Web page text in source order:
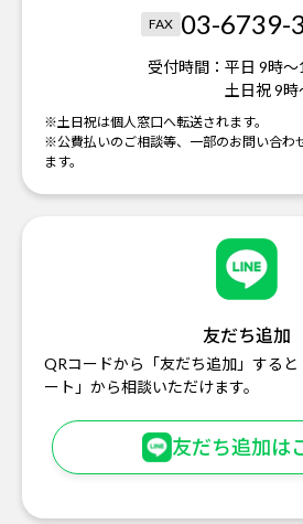
FAX 03-6739-
受付時間： 平日 9時～
土日祝 9
※土日祝は個人窓口へ転送されます。
※公費払いのご相談等、一部のお問い合わ
ます。
友だち追加
QRコードから「友だち追加」する
ート」から相談いただけます。
友だち追加は